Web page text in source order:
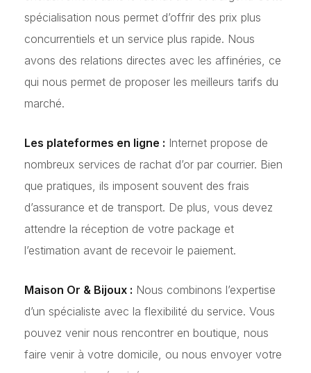
spécialisation nous permet d’offrir des prix plus
concurrentiels et un service plus rapide. Nous
avons des relations directes avec les affinéries, ce
qui nous permet de proposer les meilleurs tarifs du
marché.
Les plateformes en ligne : Internet propose de
nombreux services de rachat d’or par courrier. Bien
que pratiques, ils imposent souvent des frais
d’assurance et de transport. De plus, vous devez
attendre la réception de votre package et
l’estimation avant de recevoir le paiement.
Maison Or & Bijoux : Nous combinons l’expertise
d’un spécialiste avec la flexibilité du service. Vous
pouvez venir nous rencontrer en boutique, nous
faire venir à votre domicile, ou nous envoyer votre